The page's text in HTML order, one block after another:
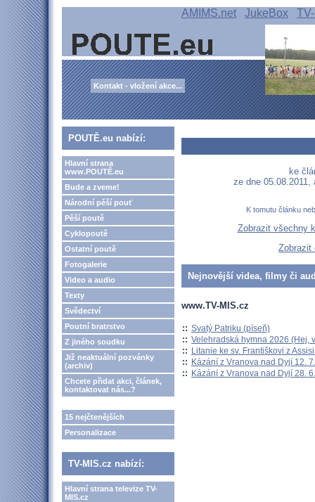
AMIMS.net JukeBox
Kontakt - vložení akce...
POUTĚ.eu nabízí:
Hlavní strana
www.POUTĚ.eu
Bude a zveme!
Národní pěší pouť
Pěší poutě
Cyklopoutě
Ostatní poutě
Fotogalerie
Video a audio
Texty
Svědectví
Poutní bratrstvo
Z jiného soudku
Již neaktuální pozvánky
(archiv)
Chcete přidat akci, článek,
kontaktovat nás...?
15 nejčtenějších
Personalizace
TV-MIS.cz nabízí:
Hlavní strana televize TV-
MIS.cz
ke
ze dne
K tomutu článku
Zobrazit všechny
Zobrazit
Nejnovější videa, filmy či
www.TV-MIS.cz
:: Svatý Patriku (píseň)
:: Velehradská hymna 2026 (Hej,
:: Litanie ke sv. Františkovi z
:: Kázání z Vranova nad Dyjí 12.
:: Kázání z Vranova nad Dyjí 28.